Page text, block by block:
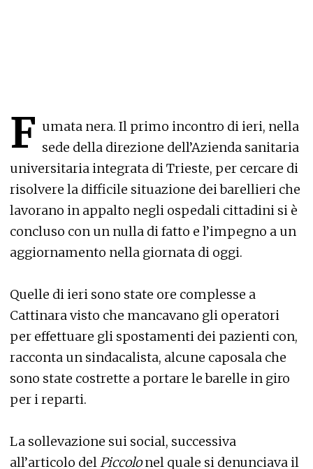
F umata nera. Il primo incontro di ieri, nella
sede della direzione dell’Azienda sanitaria
universitaria integrata di Trieste, per cercare di
risolvere la difficile situazione dei barellieri che
lavorano in appalto negli ospedali cittadini si è
concluso con un nulla di fatto e l’impegno a un
aggiornamento nella giornata di oggi.
Quelle di ieri sono state ore complesse a
Cattinara visto che mancavano gli operatori
per effettuare gli spostamenti dei pazienti con,
racconta un sindacalista, alcune caposala che
sono state costrette a portare le barelle in giro
per i reparti.
La sollevazione sui social, successiva
all’articolo delPiccolonel quale si denunciava il